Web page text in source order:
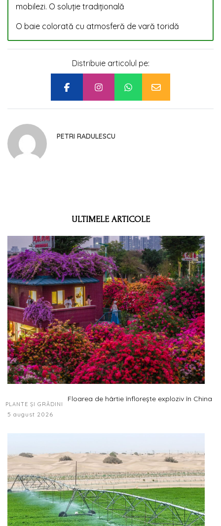
mobilezi. O soluție tradițională
O baie colorată cu atmosferă de vară toridă
Distribuie articolul pe:
PETRI RADULESCU
ULTIMELE ARTICOLE
PLANTE ȘI GRĂDINI
Floarea de hârtie înflorește exploziv în China
5 august 2026